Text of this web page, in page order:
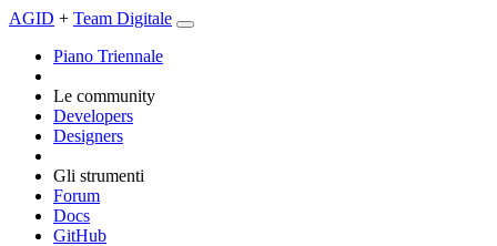
AGID + Team Digitale
Piano Triennale
Le community
Developers
Designers
Gli strumenti
Forum
Docs
GitHub